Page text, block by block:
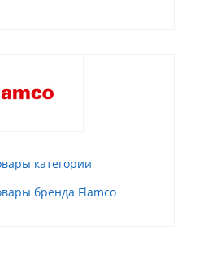
категории
бренда Flamco